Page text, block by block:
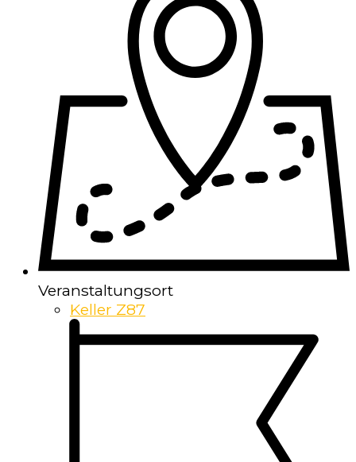
Veranstaltungsort
Keller Z87